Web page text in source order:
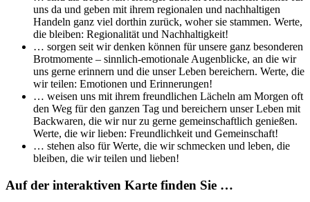
uns da und geben mit ihrem regionalen und nachhaltigen
Handeln ganz viel dorthin zurück, woher sie stammen. Werte,
die bleiben: Regionalität und Nachhaltigkeit!
… sorgen seit wir denken können für unsere ganz besonderen
Brotmomente – sinnlich-emotionale Augenblicke, an die wir
uns gerne erinnern und die unser Leben bereichern. Werte, die
wir teilen: Emotionen und Erinnerungen!
… weisen uns mit ihrem freundlichen Lächeln am Morgen oft
den Weg für den ganzen Tag und bereichern unser Leben mit
Backwaren, die wir nur zu gerne gemeinschaftlich genießen.
Werte, die wir lieben: Freundlichkeit und Gemeinschaft!
… stehen also für Werte, die wir schmecken und leben, die
bleiben, die wir teilen und lieben!
Auf der interaktiven Karte finden Sie …